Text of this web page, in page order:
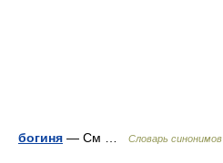
богиня — См … Словарь синонимов